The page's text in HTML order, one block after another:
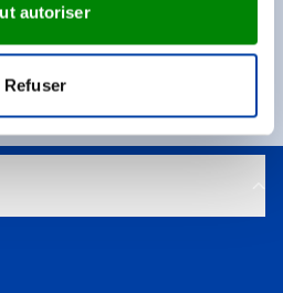
autoriser
Refuser
d' utilisation
sur votre commande
à découvrir les